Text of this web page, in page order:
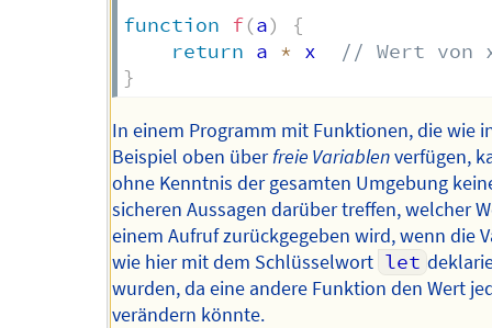
function f(a)
{
return a * x
// Wert
}
In einem Programm mit Funktionen, die wie
Beispiel oben überfreie Variablenverfügen,
ohne Kenntnis der gesamten Umgebung
sicheren Aussagen darüber treffen, welcher
einem Aufruf zurückgegeben wird, wenn die
wie hier mit dem Schlüsselwort let
wurden, da eine andere Funktion den Wert
verändern könnte.